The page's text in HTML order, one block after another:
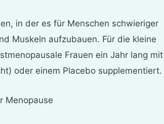
in der es für Menschen schwieriger
Muskeln aufzubauen. Für die kleine
Frauen ein Jahr lang mit
oder einem Placebo supplementiert.
Menopause